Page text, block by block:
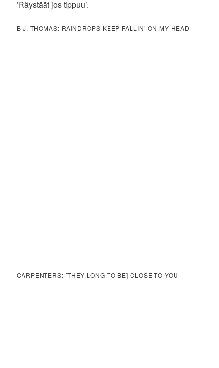
’Räystäät jos tippuu’.
B.J. THOMAS: RAINDROPS KEEP FALLIN’ ON MY HEAD
CARPENTERS: [THEY LONG TO BE] CLOSE TO YOU